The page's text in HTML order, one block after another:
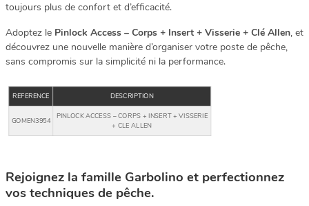
toujours plus de confort et d’efficacité.
Adoptez le Pinlock Access – Corps + Insert + Visserie + Clé Allen, et
découvrez une nouvelle manière d’organiser votre poste de pêche,
sans compromis sur la simplicité ni la performance.
REFERENCE DESCRIPTION
GOMEN3954
PINLOCK ACCESS – CORPS + INSERT + VISSERIE
+ CLE ALLEN
Rejoignez la famille Garbolino et perfectionnez
vos techniques de pêche.